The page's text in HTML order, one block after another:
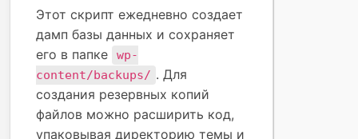
Этот скрипт ежедневно создает
дамп базы данных и сохраняет
его в папке
wp-
content/backups/ . Для
создания резервных копий
файлов можно расширить код,
упаковывая директорию темы и